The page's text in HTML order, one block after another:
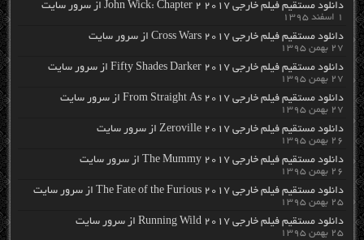
دانلود مستقیم فیلم خارجی John Wick: Chapter 2 2017 از سرور سایت
۱ اسفند ۱۳۹۵
دانلود مستقیم فیلم خارجی Cross Wars 2017 از سرور سایت
۲۷ بهمن ۱۳۹۵
دانلود مستقیم فیلم خارجی Fifty Shades Darker 2017 از سرور سایت
۲۷ بهمن ۱۳۹۵
دانلود مستقیم فیلم خارجی From Straight As 2017 از سرور سایت
۲۷ بهمن ۱۳۹۵
دانلود مستقیم فیلم خارجی Zeroville 2017 از سرور سایت
۲۶ بهمن ۱۳۹۵
دانلود مستقیم فیلم خارجی The Mummy 2017 از سرور سایت
۲۶ بهمن ۱۳۹۵
دانلود مستقیم فیلم خارجی The Fate of the Furious 2017 از سرور سایت
۲۵ بهمن ۱۳۹۵
دانلود مستقیم فیلم خارجی Running Wild 2017 از سرور سایت
۲۵ بهمن ۱۳۹۵